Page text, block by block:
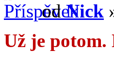
odNick
Už je potom.